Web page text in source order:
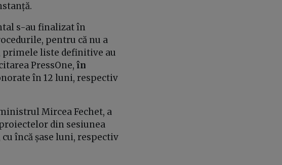
s-au finalizat în
pentru că nu a
primele liste definitive au
PressOne, în
în 12 luni, respectiv
Mircea Fechet, a
din sesiunea
încă șase luni, respectiv